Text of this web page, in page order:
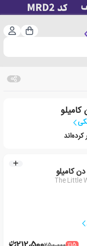
سبد
کامیلو
The Little